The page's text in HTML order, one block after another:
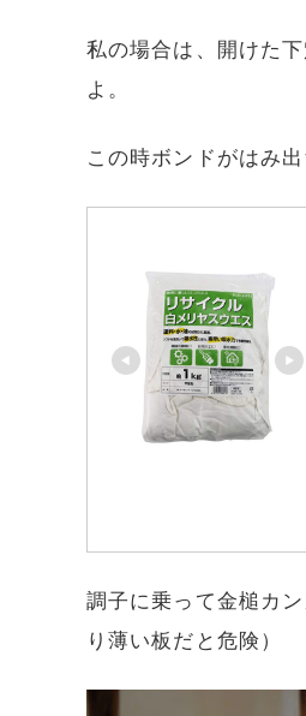
私の場合は、開けた
よ。
この時ボンドがはみ
調子に乗って金槌カ
り薄い板だと危険）